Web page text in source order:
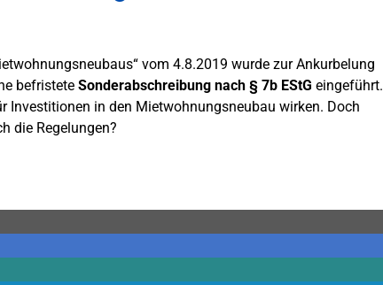
vom 4.8.2019 wurde zur Ankurbelung
befristete Sonderabschreibung nach § 7b EStG eingeführt.
Investitionen in den Mietwohnungsneubau wirken. Doch
die Regelungen?